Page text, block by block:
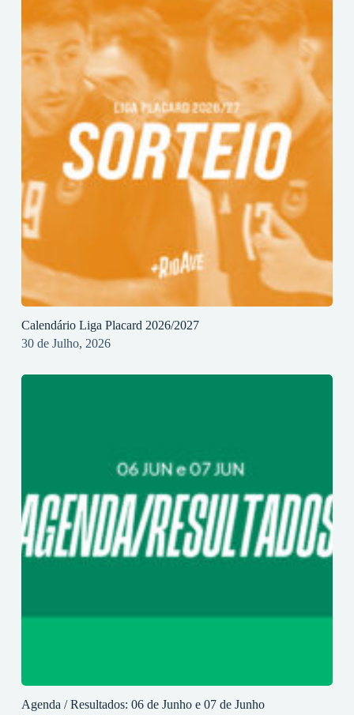
Calendário Liga Placard 2026/2027
30 de Julho, 2026
Agenda / Resultados: 06 de Junho e 07 de Junho